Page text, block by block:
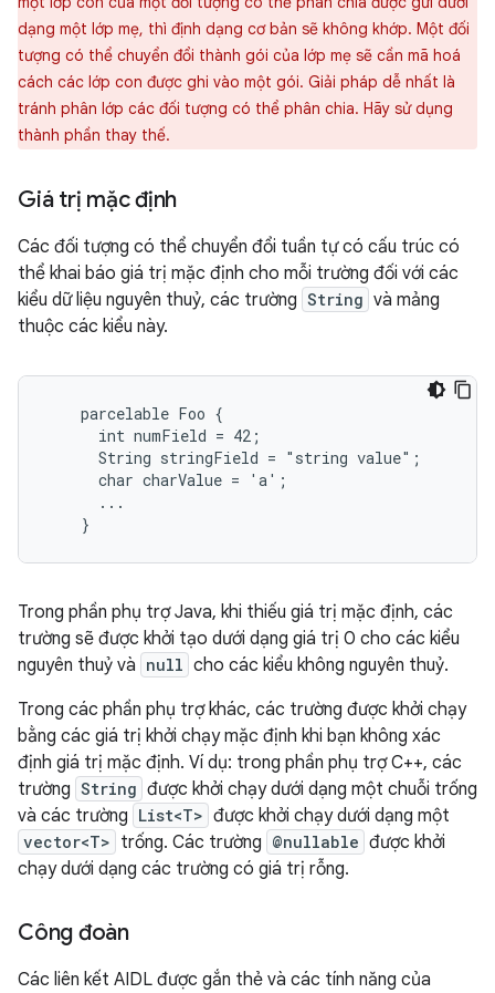
dạng một lớp mẹ, thì định dạng cơ bản sẽ không khớp. Một đối
tượng có thể chuyển đổi thành gói của lớp mẹ sẽ cần mã hoá
cách các lớp con được ghi vào một gói. Giải pháp dễ nhất là
tránh phân lớp các đối tượng có thể phân chia. Hãy sử dụng
thành phần thay thế.
Giá trị mặc định
Các đối tượng có thể chuyển đổi tuần tự có cấu trúc có
thể khai báo giá trị mặc định cho mỗi trường đối với các
kiểu dữ liệu nguyên thuỷ, các trường String và mảng
thuộc các kiểu này.
    parcelable Foo {
      int numField = 42;
      String stringField = "string value";
      char charValue = 'a';
      ...
Trong phần phụ trợ Java, khi thiếu giá trị mặc định, các
trường sẽ được khởi tạo dưới dạng giá trị 0 cho các kiểu
nguyên thuỷ và null cho các kiểu không nguyên thuỷ.
Trong các phần phụ trợ khác, các trường được khởi chạy
bằng các giá trị khởi chạy mặc định khi bạn không xác
định giá trị mặc định. Ví dụ: trong phần phụ trợ C++, các
trường String được khởi chạy dưới dạng một chuỗi trống
và các trường List<T> được khởi chạy dưới dạng một
vector<T> trống. Các trường @nullable được khởi
chạy dưới dạng các trường có giá trị rỗng.
Công đoàn
Các liên kết AIDL được gắn thẻ và các tính năng của